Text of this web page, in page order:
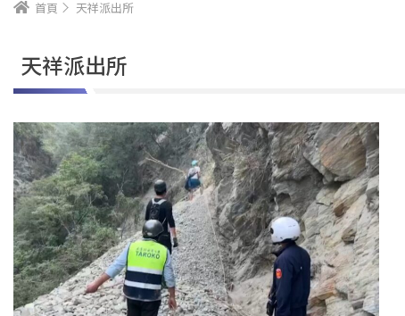
首頁 天祥派出所
天祥派出所